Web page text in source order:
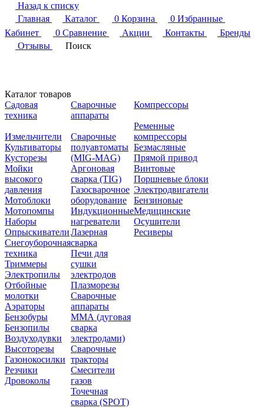
Назад к списку
Главная
Каталог 0 Корзина 0 Избранные
Кабинет
0 Сравнение Акции Контакты
Бренды
Отзывы
Поиск
Каталог товаров
Садовая
техника
Измельчители
Культиваторы
Кусторезы
Мойки
высокого
давления
Мотоблоки
Мотопомпы
Наборы
Опрыскиватели
Снегоуборочная
техника
Триммеры
Электропилы
Отбойные
молотки
Аэраторы
Бензобуры
Бензопилы
Воздуходувки
Высоторезы
Газонокосилки
Резчики
Дровоколы
Сварочные
аппараты
Сварочные
полуавтоматы
(MIG-MAG)
Аргоновая
сварка (TIG)
Газосварочное
оборудование
Индукционные
нагреватели
Лазерная
сварка
Печи для
сушки
электродов
Плазморезы
Сварочные
аппараты
ММА (дуговая
сварка
электродами)
Сварочные
тракторы
Смесители
газов
Точечная
сварка (SPOT)
Компрессоры
Ременные
компрессоры
Безмасляные
Прямой привод
Винтовые
Поршневые блоки
Электродвигатели
Бензиновые
Медицинские
Осушители
Ресиверы